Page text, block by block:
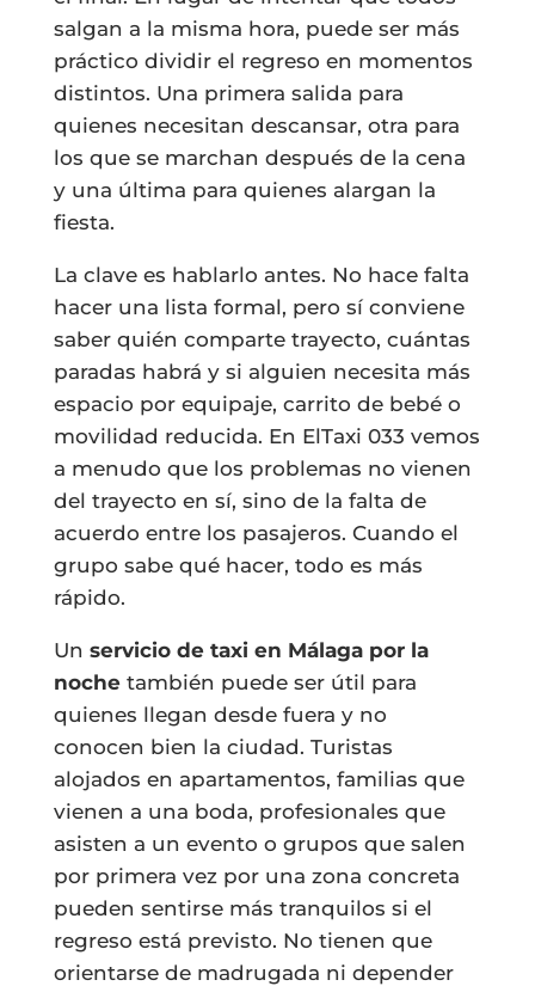
salgan a la misma hora, puede ser más
práctico dividir el regreso en momentos
distintos. Una primera salida para
quienes necesitan descansar, otra para
los que se marchan después de la cena
y una última para quienes alargan la
fiesta.
La clave es hablarlo antes. No hace falta
hacer una lista formal, pero sí conviene
saber quién comparte trayecto, cuántas
paradas habrá y si alguien necesita más
espacio por equipaje, carrito de bebé o
movilidad reducida. En ElTaxi 033 vemos
a menudo que los problemas no vienen
del trayecto en sí, sino de la falta de
acuerdo entre los pasajeros. Cuando el
grupo sabe qué hacer, todo es más
rápido.
Un servicio de taxi en Málaga por la
nochetambién puede ser útil para
quienes llegan desde fuera y no
conocen bien la ciudad. Turistas
alojados en apartamentos, familias que
vienen a una boda, profesionales que
asisten a un evento o grupos que salen
por primera vez por una zona concreta
pueden sentirse más tranquilos si el
regreso está previsto. No tienen que
orientarse de madrugada ni depender